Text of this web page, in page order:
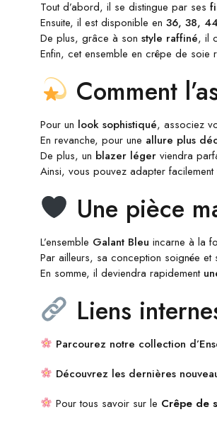
Tout d’abord, il se distingue par ses
Ensuite, il est disponible en 36, 38,
De plus, grâce à son style raffiné, il
Enfin, cet ensemble en crêpe de soie
Comment
Pour un look sophistiqué, associez
En revanche, pour une allure plus
De plus, un blazer léger viendra
Ainsi, vous pouvez adapter
Une pièce
L’ensemble Galant Bleu incarne à la
Par ailleurs, sa conception soignée et
En somme, il deviendra rapidement
Liens
Parcourez notre collection
Découvrez les dernières
Pour tous savoir sur le Crêpe de